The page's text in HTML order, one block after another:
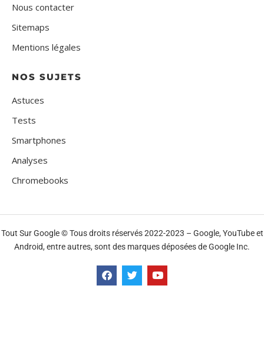
Nous contacter
Sitemaps
Mentions légales
NOS SUJETS
Astuces
Tests
Smartphones
Analyses
Chromebooks
Tout Sur Google © Tous droits réservés 2022-2023 – Google, YouTube et
Android, entre autres, sont des marques déposées de Google Inc.